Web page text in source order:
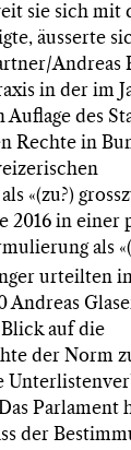
sie sich mit
äusserte
Andreas
in der im
Auflage des
Rechte in
«(zu?)
2016 in einer
als
urteilten
Andreas
auf die
der Norm
Parlament
der